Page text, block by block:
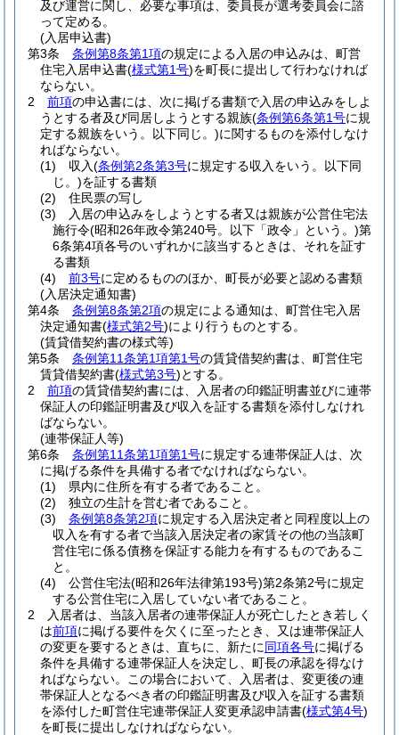
及び運営に関し、必要な事項は、委員長が選考委員会に諮
って定める。
(入居申込書)
第3条
条例第8条第1項の規定による入居の申込みは、町営
住宅入居申込書(様式第1号)を町長に提出して行わなければ
ならない。
2
前項の申込書には、次に掲げる書類で入居の申込みをしよ
うとする者及び同居しようとする親族(条例第6条第1号に規
定する親族をいう。以下同じ。)に関するものを添付しなけ
ればならない。
(1)
収入(条例第2条第3号に規定する収入をいう。以下同
じ。)を証する書類
(2)
住民票の写し
(3)
入居の申込みをしようとする者又は親族が公営住宅法
施行令(昭和26年政令第240号。以下「政令」という。)第
6条第4項各号のいずれかに該当するときは、それを証す
る書類
(4)
前3号に定めるもののほか、町長が必要と認める書類
(入居決定通知書)
第4条
条例第8条第2項の規定による通知は、町営住宅入居
決定通知書(様式第2号)により行うものとする。
(賃貸借契約書の様式等)
第5条
条例第11条第1項第1号の賃貸借契約書は、町営住宅
賃貸借契約書(様式第3号)とする。
2
前項の賃貸借契約書には、入居者の印鑑証明書並びに連帯
保証人の印鑑証明書及び収入を証する書類を添付しなけれ
ばならない。
(連帯保証人等)
第6条
条例第11条第1項第1号に規定する連帯保証人は、次
に掲げる条件を具備する者でなければならない。
(1)
県内に住所を有する者であること。
(2)
独立の生計を営む者であること。
(3)
条例第8条第2項に規定する入居決定者と同程度以上の
収入を有する者で当該入居決定者の家賃その他の当該町
営住宅に係る債務を保証する能力を有するものであるこ
と。
(4)
公営住宅法(昭和26年法律第193号)第2条第2号に規定
する公営住宅に入居していない者であること。
2
入居者は、当該入居者の連帯保証人が死亡したとき若しく
は前項に掲げる要件を欠くに至ったとき、又は連帯保証人
の変更を要するときは、直ちに、新たに同項各号に掲げる
条件を具備する連帯保証人を決定し、町長の承認を得なけ
ればならない。
この場合において、入居者は、変更後の連
帯保証人となるべき者の印鑑証明書及び収入を証する書類
を添付した町営住宅連帯保証人変更承認申請書(様式第4号)
を町長に提出しなければならない。